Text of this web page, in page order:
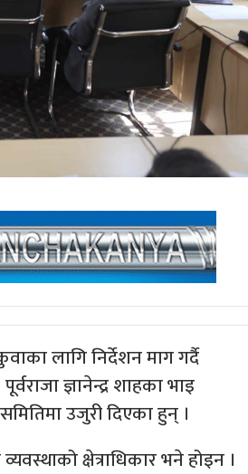
लागि निर्देशन माग गर्दै
ज्ञानेन्द्र शाहका भाइ
उजुरी दिएका हुन् ।
क्षेत्राधिकार भने होइन ।